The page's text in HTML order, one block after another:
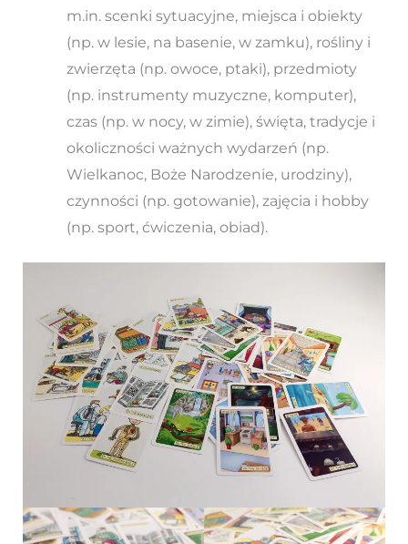
m.in. scenki sytuacyjne, miejsca i obiekty
(np. w lesie, na basenie, w zamku), rośliny i
zwierzęta (np. owoce, ptaki), przedmioty
(np. instrumenty muzyczne, komputer),
czas (np. w nocy, w zimie), święta, tradycje i
okoliczności ważnych wydarzeń (np.
Wielkanoc, Boże Narodzenie, urodziny),
czynności (np. gotowanie), zajęcia i hobby
(np. sport, ćwiczenia, obiad).